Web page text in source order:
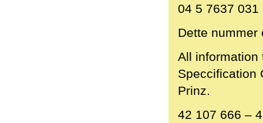
04 5 7637 031
Dette
All information
Speccification
Prinz.
42 107 666 –